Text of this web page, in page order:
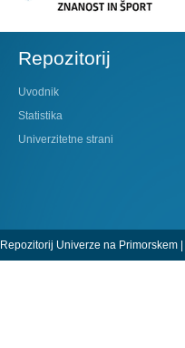
Repozitorij
Uvodnik
Statistika
Univerzitetne strani
Repozitorij Univerze na Primorskem |